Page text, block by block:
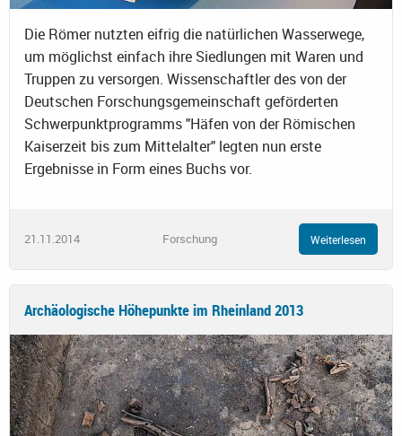
Die Römer nutzten eifrig die natürlichen Wasserwege,
um möglichst einfach ihre Siedlungen mit Waren und
Truppen zu versorgen. Wissenschaftler des von der
Deutschen Forschungsgemeinschaft geförderten
Schwerpunktprogramms "Häfen von der Römischen
Kaiserzeit bis zum Mittelalter" legten nun erste
Ergebnisse in Form eines Buchs vor.
21.11.2014 Forschung Weiterlesen
Archäologische Höhepunkte im Rheinland 2013